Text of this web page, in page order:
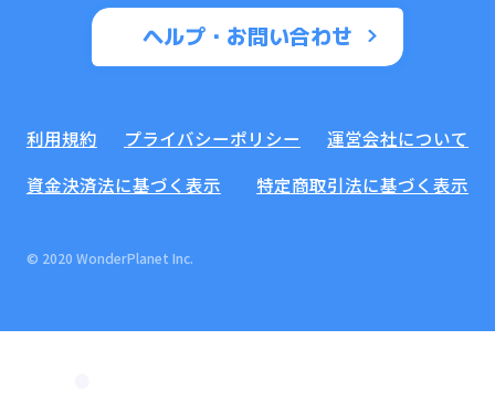
ヘルプ・お問い合わせ
利用規約 プライバシーポリシー
運営会社について
資金決済法に基づく表示
特定商取引法に基づく表示
© 2020 WonderPlanet Inc.